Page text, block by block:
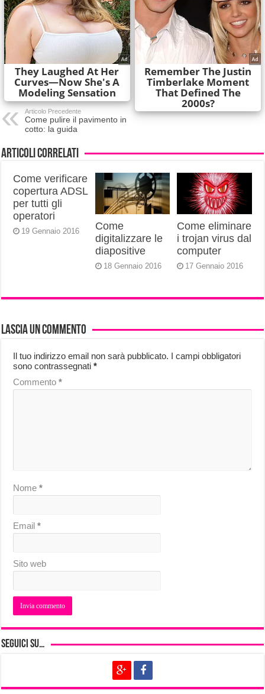
Articolo Precedente
Come pulire il pavimento in
cotto: la guida
Articoli correlati
Come verificare
copertura ADSL
per tutti gli
operatori
19 Gennaio 2016
Come
digitalizzare le
diapositive
18 Gennaio 2016
Come eliminare
i trojan virus dal
computer
17 Gennaio 2016
Lascia un commento
Il tuo indirizzo email non sarà pubblicato. I campi obbligatori
sono contrassegnati*
Commento*
Nome*
Email*
Sito web
Seguici su…